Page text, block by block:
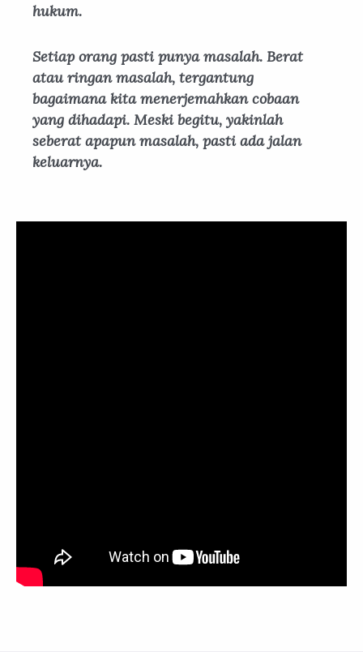
hukum.
Setiap orang pasti punya masalah. Berat
atau ringan masalah, tergantung
bagaimana kita menerjemahkan cobaan
yang dihadapi. Meski begitu, yakinlah
seberat apapun masalah, pasti ada jalan
keluarnya.